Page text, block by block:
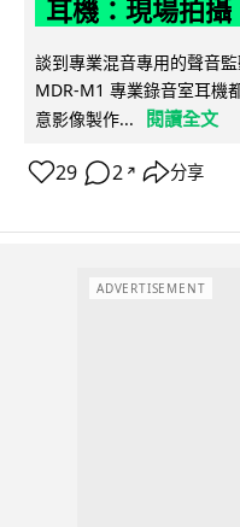
耳機：現場拍
談到專業混音專用的聲音
MDR-M1 專業錄音室耳機
意影像製作...
閱讀全文
29 2 ↗ 分享
ADVERTISEMENT